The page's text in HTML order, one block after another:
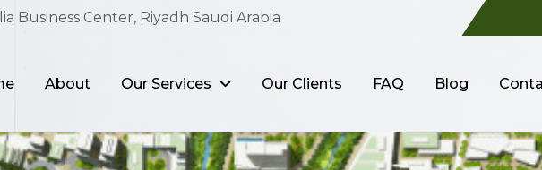
Business Center, Riyadh Saudi Arabia
About Our Services Our Clients FAQ Blog